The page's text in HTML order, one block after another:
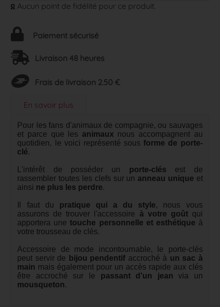
Aucun point de fidélité pour ce produit.
Paiement sécurisé
Livraison 48 heures
Frais de livraison 2.50 €
En savoir plus
Pour les fans d'animaux de compagnie, ou sauvages
et parce que les animaux nous accompagnent au
quotidien, le voici représenté sousforme de porte-
clé.
L'intérêt de posséder un porte-clés est de
rassembler toutes les clefs sur un anneau unique et
ainsi ne plus les perdre.
Il faut du pratique qui a du style, nous vous
assurons de trouver l'accessoire à votre goûtqui
apportera unetouche personnelle et esthétique à
votre trousseau de clés.
Accessoire de mode incontournable, le porte-clés
peut servir de bijou pendentif accroché à un sac à
main mais également pour un accès rapide aux clés
être accroché sur le passant d'un jean via un
mousqueton.